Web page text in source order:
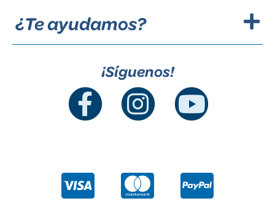
¿Te ayudamos?
¡Síguenos!